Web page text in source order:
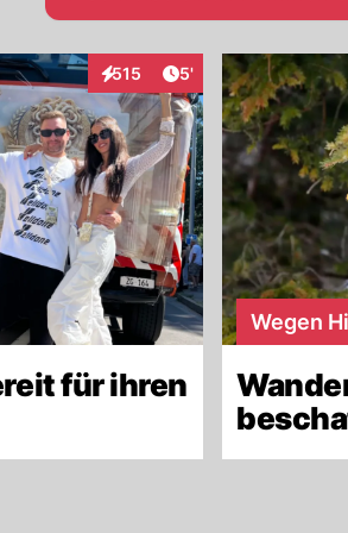
515
InteraktionenArtikel veröffentlicht:
5'
für ihren
Wegen